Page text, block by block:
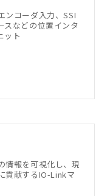
ンコーダ入力、SSI
スなどの位置インタ
ット
情報を可視化し、現
貢献するIO-Linkマ